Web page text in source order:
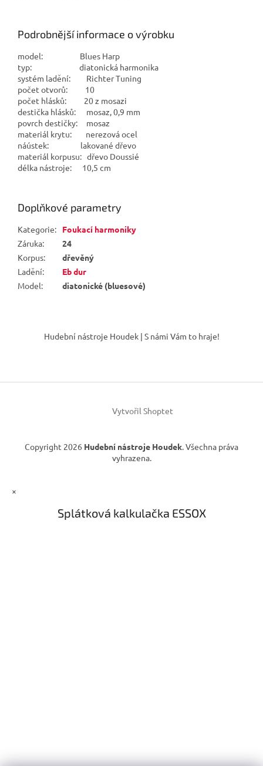
Podrobnější informace o výrobku
model: Blues Harp
typ: diatonická harmonika
systém ladění: Richter Tuning
počet otvorů: 10
počet hlásků: 20 z mosazi
destička hlásků: mosaz, 0,9 mm
povrch destičky: mosaz
materiál krytu: nerezová ocel
náústek: lakované dřevo
materiál korpusu: dřevo Doussié
délka nástroje: 10,5 cm
Doplňkové parametry
Kategorie:
Foukací harmoniky
Záruka:
24
Korpus:
dřevěný
Ladění:
Eb dur
Model: diatonické (bluesové)
í
Hudební nástroje Houdek | S námi Vám to hraje!
Vytvořil Shoptet
Copyright 2026 Hudební nástroje Houdek. Všechna práva
vyhrazena.
×
Splátková kalkulačka ESSOX